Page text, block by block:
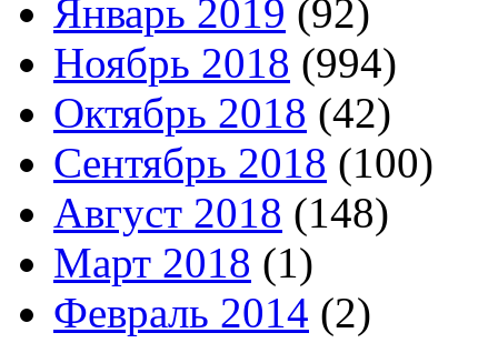
Январь 2019 (92)
Ноябрь 2018 (994)
Октябрь 2018 (42)
Сентябрь 2018 (100)
Август 2018 (148)
Март 2018 (1)
Февраль 2014 (2)